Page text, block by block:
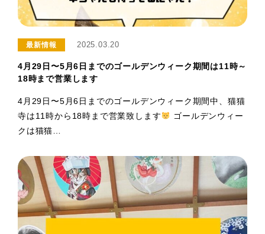
最新情報 2025.03.20
4月29日〜5月6日までのゴールデンウィーク期間は11時～
18時まで営業します
4月29日〜5月6日までのゴールデンウィーク期間中、猫猫
寺は11時から18時まで営業致します
ゴールデンウィー
クは猫猫…